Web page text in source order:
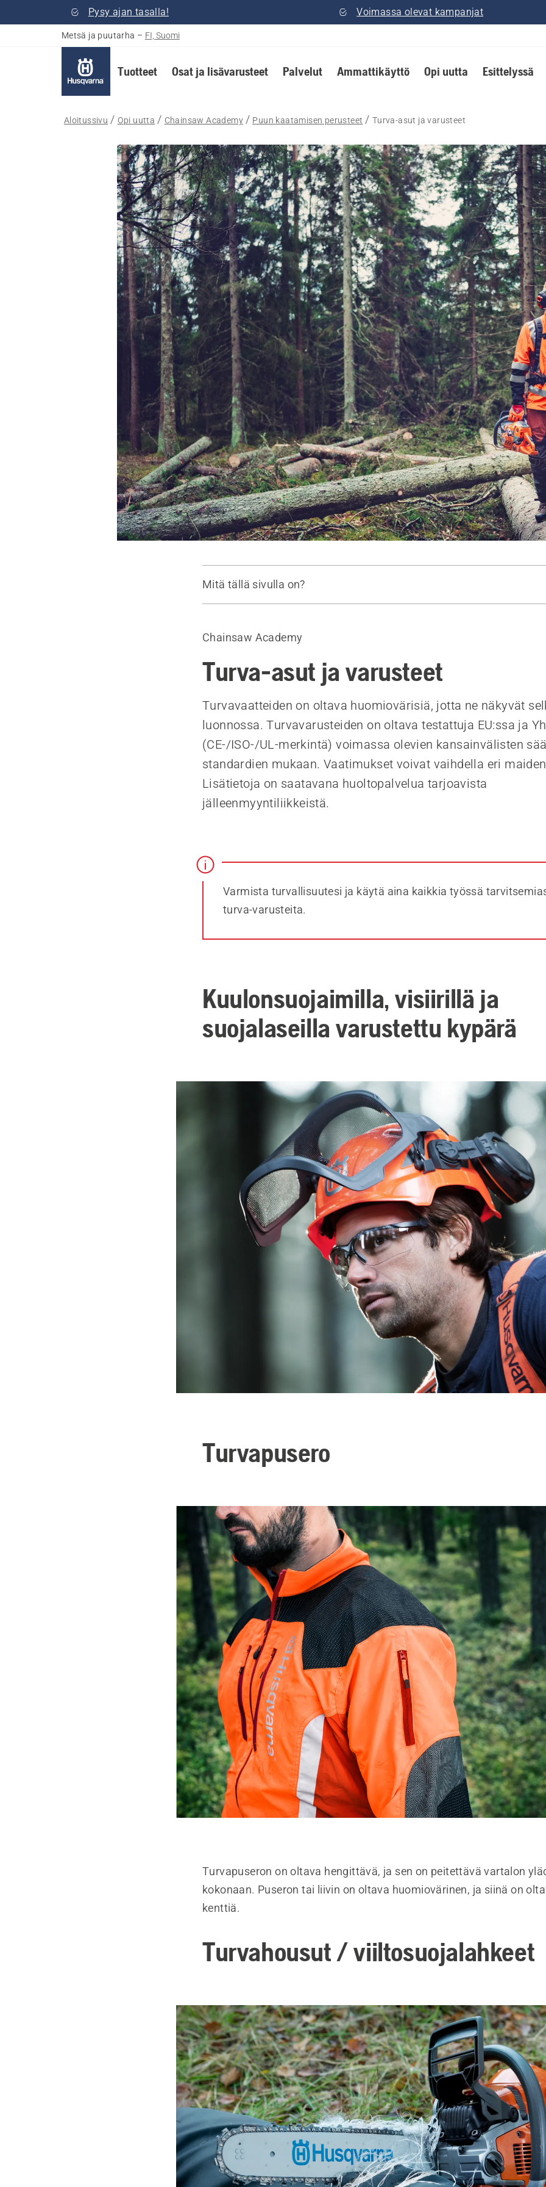
Pysy ajan tasalla! Voimassa olevat kampanjat
Metsä ja puutarha – FI, Suomi
Tuotteet Osat ja lisävarusteet Palvelut Ammattikäyttö Opi uutta Esittelyssä
Aloitussivu Opi uutta Chainsaw Academy Puun kaatamisen perusteet Turva-asut ja varusteet
Mitä tällä sivulla on?
Kypärä ym.
Turvahousut / viiltosuojalahkeet
Työkäsineet
Viestintälaitteet
Chainsaw Academy
Turva-asut ja varusteet
Turvavaatteiden on oltava huomiovärisiä, jotta ne näkyvät
luonnossa. Turvavarusteiden on oltava testattuja EU:ssa ja
(CE-/ISO-/UL-merkintä) voimassa olevien kansainvälisten
standardien mukaan. Vaatimukset voivat vaihdella eri
Lisätietoja on saatavana huoltopalvelua tarjoavista
jälleenmyyntiliikkeistä.
Varmista turvallisuutesi ja käytä aina kaikkia työssä
turva-varusteita.
Kuulonsuojaimilla, visiirillä ja
suojalaseilla varustettu kypärä
Turvapusero
Turvapuseron on oltava hengittävä, ja sen on peitettävä vartalon
kokonaan. Puseron tai liivin on oltava huomiovärinen, ja siinä on
kenttiä.
Turvahousut / viiltosuojalahkeet